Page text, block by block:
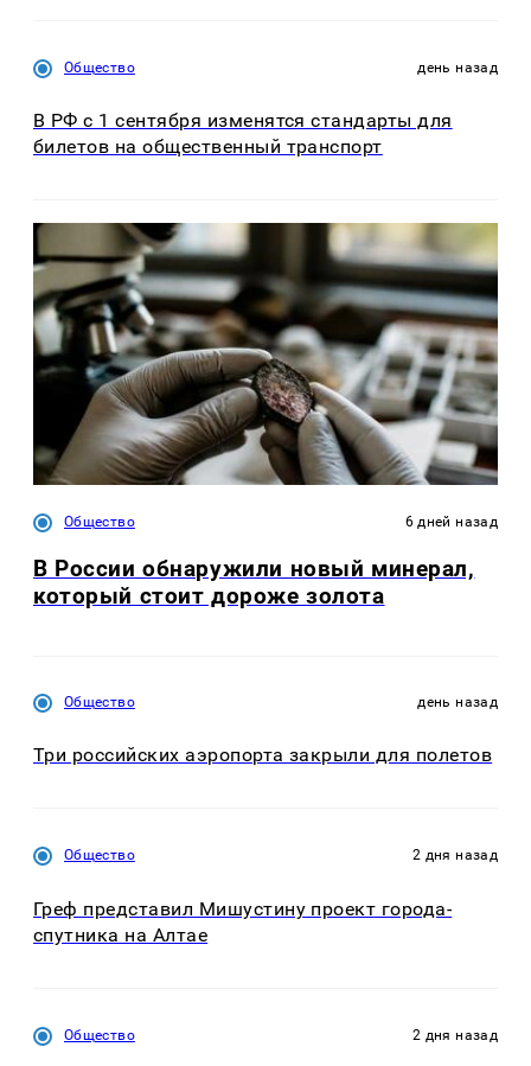
Общество день назад
В РФ с 1 сентября изменятся стандарты для
билетов на общественный транспорт
Общество 6 дней назад
В России обнаружили новый минерал,
который стоит дороже золота
Общество день назад
Три российских аэропорта закрыли для полетов
Общество 2 дня назад
Греф представил Мишустину проект города-
спутника на Алтае
Общество 2 дня назад